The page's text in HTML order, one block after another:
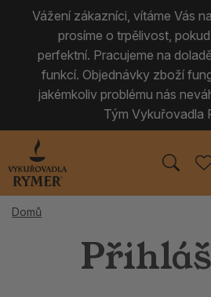
Vážení zákazníci, vítáme Vás
prosíme o trpělivost,
perfektní. Pracujeme na
funkcí. Objednávky zboží
jakémkoliv problému nás
Tým Vykuřovadla
Domů